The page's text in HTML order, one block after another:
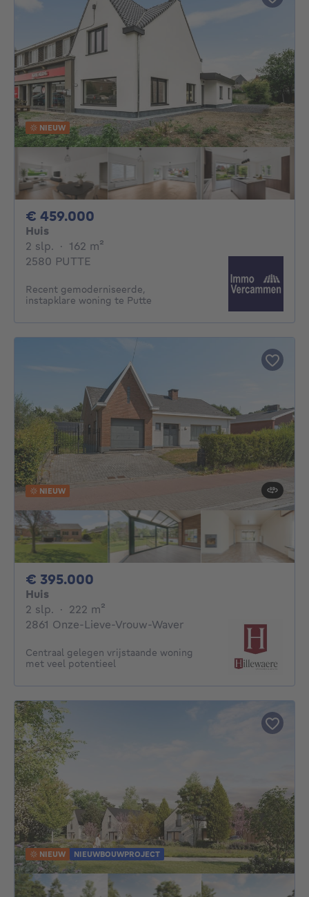
NIEUW
€ 459.000
Huis
2 slp. 2 slaapkamers
· 162 m²
2580 PUTTE
Recent gemoderniseerde,
instapklare woning te Putte
NIEUW
€ 395.000
Huis
2 slp. 2 slaapkamers
· 222 m²
2861 Onze-Lieve-Vrouw-Waver
Centraal gelegen vrijstaande woning
met veel potentieel
NIEUW NIEUWBOUWPROJECT